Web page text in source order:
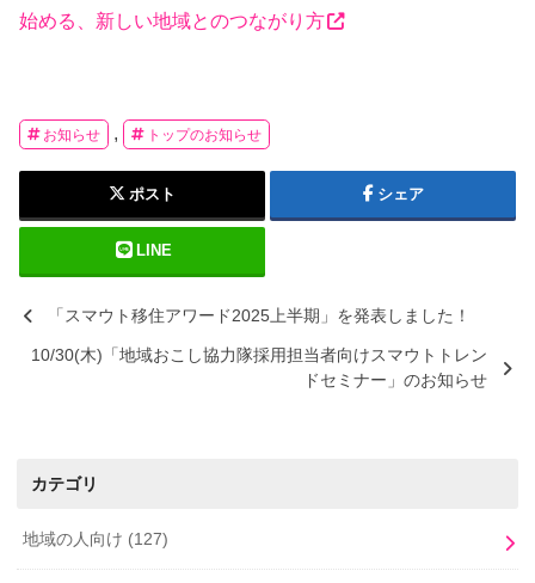
始める、新しい地域とのつながり方
お知らせ , トップのお知らせ
ポスト シェア
LINE
「スマウト移住アワード2025上半期」を発表しました！
10/30(木)「地域おこし協力隊採用担当者向けスマウトトレン
ドセミナー」のお知らせ
カテゴリ
地域の人向け (127)